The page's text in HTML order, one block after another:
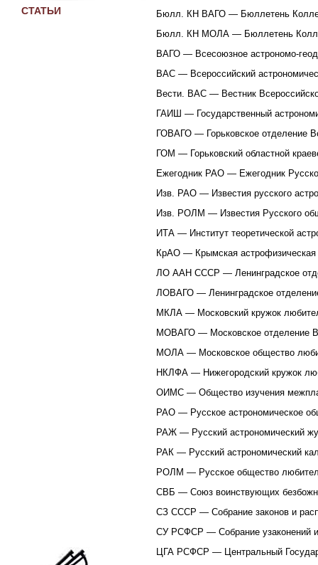
СТАТЬИ
Бюлл. КН ВАГО — Бюллетень
Бюлл. КН МОЛА — Бюллетень
ВАГО — Всесоюзное астрономо-
ВАС — Всероссийский
Вести. ВАС — Вестник
ГАИШ — Государственный
ГОВАГО — Горьковское отделение
ГОМ — Горьковский областной
Ежегодник РАО — Ежегодник
Изв. РАО — Известия русского
Изв. РОЛМ — Известия Русского
ИТА — Институт теоретической
КрАО — Крымская
ЛО ААН СССР — Ленинградское
ЛОВАГО — Ленинградское
МКЛА — Московский кружок
МОВАГО — Московское отделение
МОЛА — Московское общество
НКЛФА — Нижегородский кружок
ОИМС — Общество изучения
РАО — Русское астрономическое
РАЖ — Русский астрономический
РАК — Русский астрономический
РОЛМ — Русское общество
СВБ — Союз воинствующих
СЗ СССР — Собрание законов и
СУ РСФСР — Собрание узаконений и
ЦГА РСФСР — Центральный